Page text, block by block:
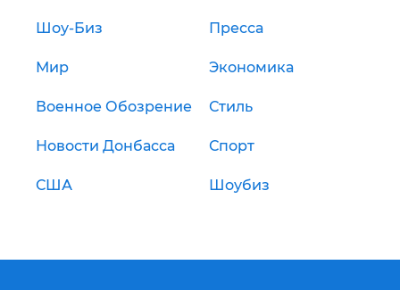
Шоу-Биз Пресса
Мир Экономика
Военное Обозрение Стиль
Новости Донбасса Спорт
США Шоубиз